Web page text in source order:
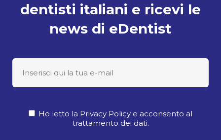
dentisti italiani e ricevi le
news di eDentist
Ho letto la Privacy Policy e acconsento al
trattamento dei dati.